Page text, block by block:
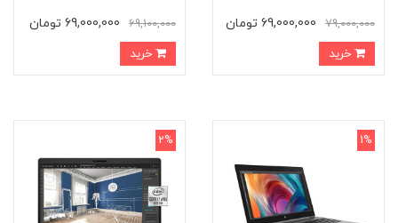
79,000,000 69,000,000 تومان 69,100,000 69,000,000 تومان
1%
2%